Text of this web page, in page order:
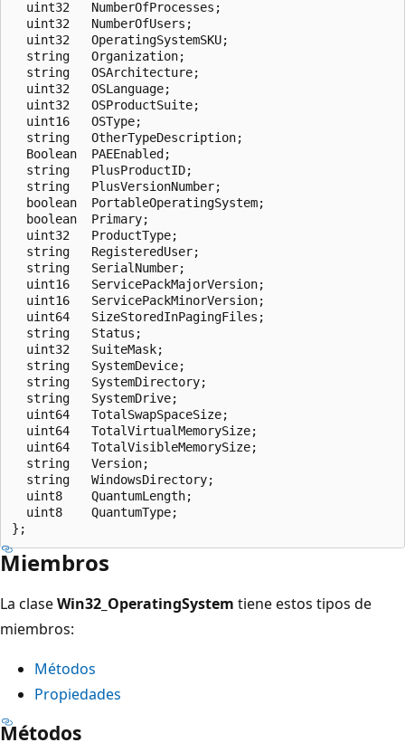
  uint32   NumberOfProcesses;
  uint32   NumberOfUsers;
  uint32   OperatingSystemSKU;
  string   Organization;
  string   OSArchitecture;
  uint32   OSLanguage;
  uint32   OSProductSuite;
  uint16   OSType;
  string   OtherTypeDescription;
  Boolean  PAEEnabled;
  string   PlusProductID;
  string   PlusVersionNumber;
  boolean  PortableOperatingSystem;
  boolean  Primary;
  uint32   ProductType;
  string   RegisteredUser;
  string   SerialNumber;
  uint16   ServicePackMajorVersion;
  uint16   ServicePackMinorVersion;
  uint64   SizeStoredInPagingFiles;
  string   Status;
  uint32   SuiteMask;
  string   SystemDevice;
  string   SystemDirectory;
  string   SystemDrive;
  uint64   TotalSwapSpaceSize;
  uint64   TotalVirtualMemorySize;
  uint64   TotalVisibleMemorySize;
  string   Version;
  string   WindowsDirectory;
  uint8    QuantumLength;
  uint8    QuantumType;
Miembros
La claseWin32_OperatingSystem tiene estos tipos de
miembros:
Métodos
Propiedades
Métodos